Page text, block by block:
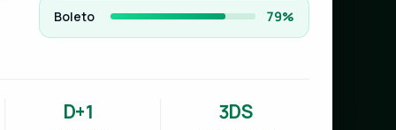
Boleto 79%
D+1 3DS